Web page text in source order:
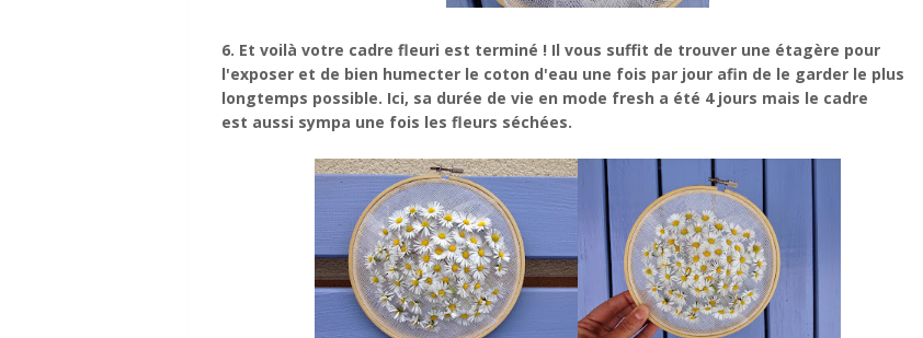
6. Et voilà votre cadre fleuri est terminé ! Il vous suffit de trouver une étagère pour
l'exposer et de bien humecter le coton d'eau une fois par jour afin de le garder le plus
longtemps possible. Ici, sa durée de vie en mode fresh a été 4 jours mais le cadre
est aussi sympa une fois les fleurs séchées.